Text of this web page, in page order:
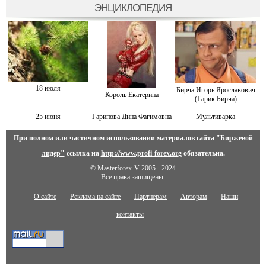
ЭНЦИКЛОПЕДИЯ
18 июля
Король Екатерина
Бирча Игорь Ярославович
(Гарик Бирча)
25 июня Гарипова Дина Фaгимовнa Мультиварка
При полном или частичном использовании материалов сайта "Биржевой
лидер" ссылка на http://www.profi-forex.orgобязательна.
© Masterforex-V 2005 - 2024
Все права защищены.
О сайте Реклама на сайте Партнерам Авторам Наши
контакты